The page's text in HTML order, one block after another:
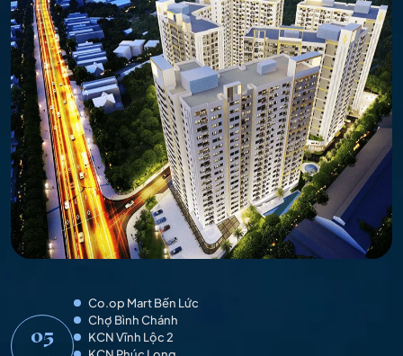
05
Co.op Mart Bến Lức
Chợ Bình Chánh
KCN Vĩnh Lộc 2